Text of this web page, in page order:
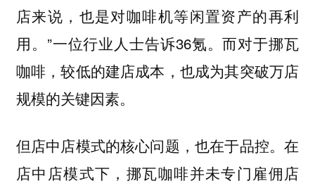
店来说，也是对咖啡机等闲置资产的再利
用。”一位行业人士告诉36氪。而对于挪瓦
咖啡，较低的建店成本，也成为其突破万店
规模的关键因素。
但店中店模式的核心问题，也在于品控。在
店中店模式下，挪瓦咖啡并未专门雇佣店